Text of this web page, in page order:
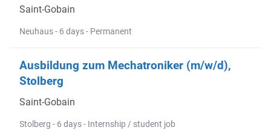
Saint-Gobain
Neuhaus - 6 days - Permanent
Ausbildung zum Mechatroniker (m/w/d),
Stolberg
Saint-Gobain
Stolberg - 6 days - Internship / student job